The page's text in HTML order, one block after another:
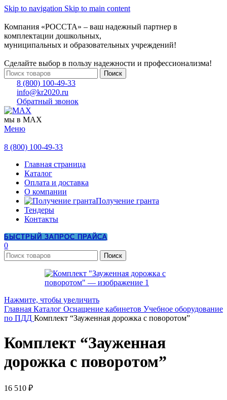
Skip to navigation Skip to main content
Компания «РОССТА» – ваш надежный партнер в
комплектации дошкольных,
муниципальных и образовательных учреждений!
Сделайте выбор в пользу надежности и профессионализма!
Поиск
8 (800) 100-49-33
info@kr2020.ru
Обратный звонок
мы в MAX
Меню
8 (800) 100-49-33
Главная страница
Каталог
Оплата и доставка
О компании
Получение гранта
Тендеры
Контакты
БЫСТРЫЙ ЗАПРОС ПРАЙСА
0
Поиск
Нажмите, чтобы увеличить
Главная Каталог Оснащение кабинетов Учебное оборудование
по ПДД Комплект “Зауженная дорожка с поворотом”
Комплект “Зауженная
дорожка с поворотом”
16 510 ₽